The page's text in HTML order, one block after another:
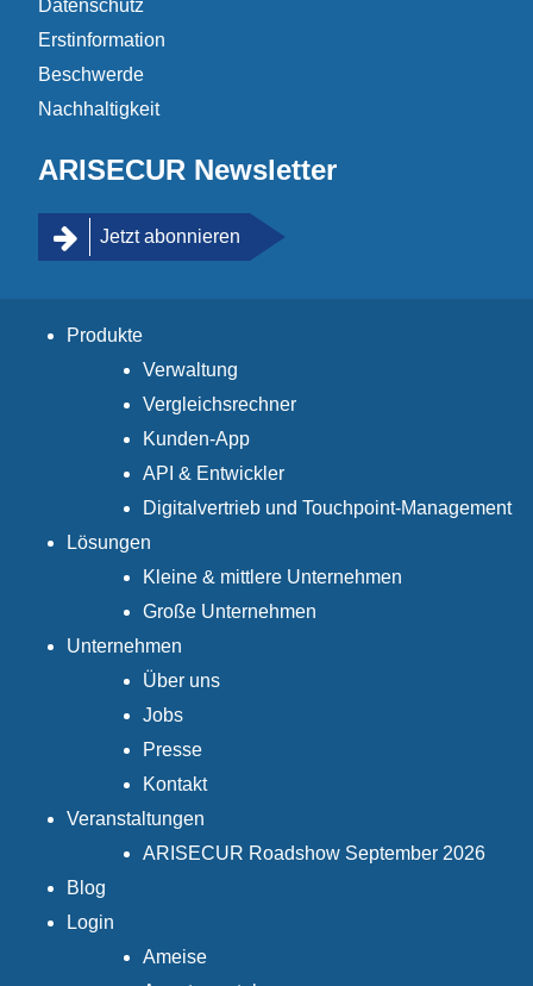
Datenschutz
Erstinformation
Beschwerde
Nachhaltigkeit
ARISECUR Newsletter
Jetzt abonnieren
Produkte
Verwaltung
Vergleichsrechner
Kunden-App
API & Entwickler
Digitalvertrieb und Touchpoint-Management
Lösungen
Kleine & mittlere Unternehmen
Große Unternehmen
Unternehmen
Über uns
Jobs
Presse
Kontakt
Veranstaltungen
ARISECUR Roadshow September 2026
Blog
Login
Ameise